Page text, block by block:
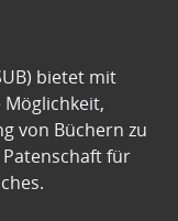
bietet mit
Möglichkeit,
von Büchern zu
für